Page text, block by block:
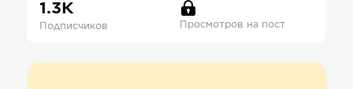
1.3К
Подписчиков Просмотров на пост